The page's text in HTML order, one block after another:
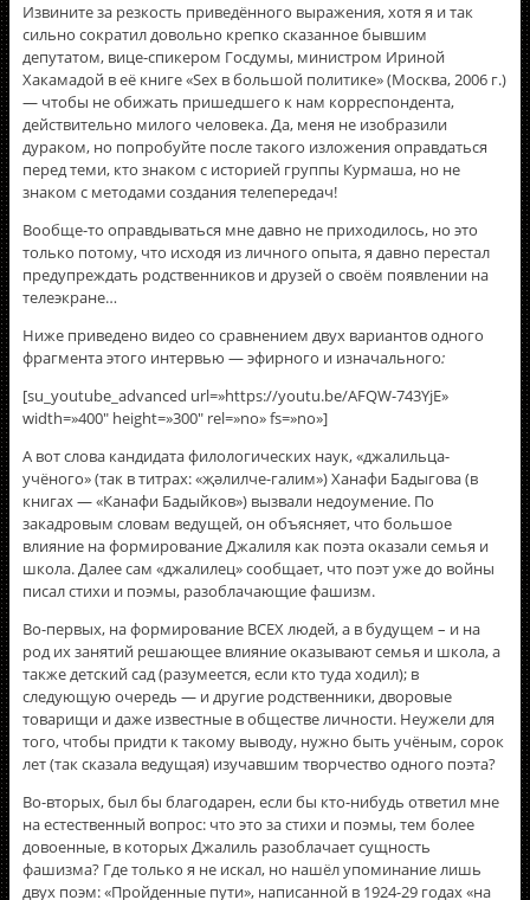
Извините за резкость приведённого выражения, хотя я и так
сильно сократил довольно крепко сказанное бывшим
депутатом, вице-спикером Госдумы, министром Ириной
Хакамадой в её книге «Sex в большой политике» (Москва, 2006 г.)
— чтобы не обижать пришедшего к нам корреспондента,
действительно милого человека. Да, меня не изобразили
дураком, но попробуйте после такого изложения оправдаться
перед теми, кто знаком с историей группы Курмаша, но не
знаком с методами создания телепередач!
Вообще-то оправдываться мне давно не приходилось, но это
только потому, что исходя из личного опыта, я давно перестал
предупреждать родственников и друзей о своём появлении на
телеэкране…
Ниже приведено видео со сравнением двух вариантов одного
фрагмента этого интервью — эфирного и изначального:
[su_youtube_advanced url=»https://youtu.be/AFQW-743YjE»
width=»400″ height=»300″ rel=»no» fs=»no»]
А вот слова кандидата филологических наук, «джалильца-
учёного» (так в титрах: «җәлилче-галим») Ханафи Бадыгова (в
книгах — «Канафи Бадыйков») вызвали недоумение. По
закадровым словам ведущей, он объясняет, что большое
влияние на формирование Джалиля как поэта оказали семья и
школа. Далее сам «джалилец» сообщает, что поэт уже до войны
писал стихи и поэмы, разоблачающие фашизм.
Во-первых, на формирование ВСЕХ людей, а в будущем – и на
род их занятий решающее влияние оказывают семья и школа, а
также детский сад (разумеется, если кто туда ходил); в
следующую очередь — и другие родственники, дворовые
товарищи и даже известные в обществе личности. Неужели для
того, чтобы придти к такому выводу, нужно быть учёным, сорок
лет (так сказала ведущая) изучавшим творчество одного поэта?
Во-вторых, был бы благодарен, если бы кто-нибудь ответил мне
на естественный вопрос: что это за стихи и поэмы, тем более
довоенные, в которых Джалиль разоблачает сущность
фашизма? Где только я не искал, но нашёл упоминание лишь
двух поэм: «Пройденные пути», написанной в 1924-29 годах «на